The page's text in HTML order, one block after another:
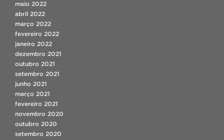
maio 2022
abril 2022
março 2022
fevereiro 2022
janeiro 2022
dezembro 2021
outubro 2021
setembro 2021
junho 2021
março 2021
fevereiro 2021
novembro 2020
outubro 2020
setembro 2020